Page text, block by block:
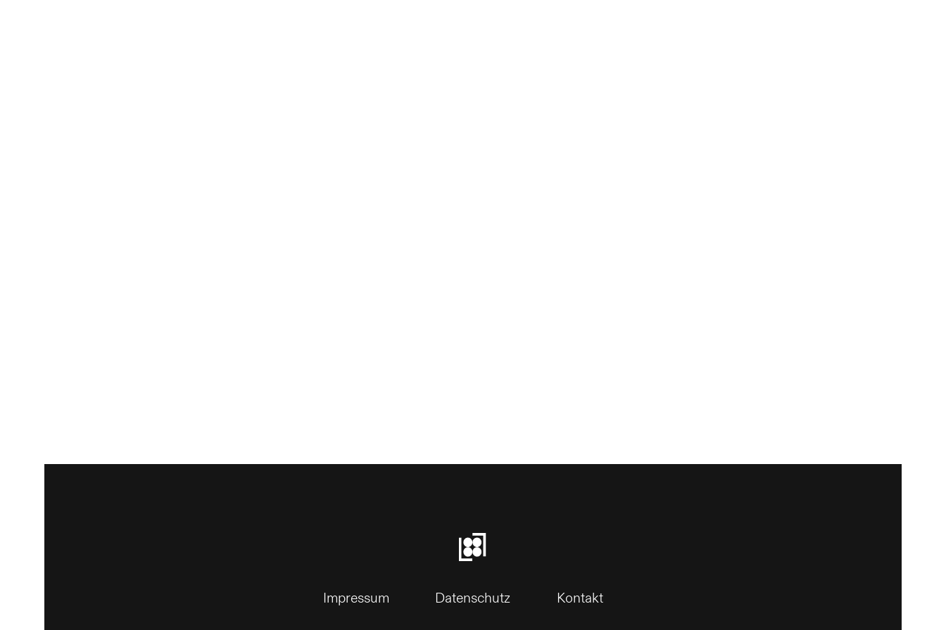
Impressum Datenschutz Kontakt